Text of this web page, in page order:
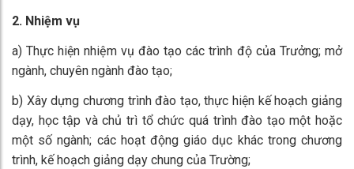
2. Nhiệm vụ
a) Thực hiện nhiệm vụ đào tạo các trình độ của Trưởng; mở
ngành, chuyên ngành đào tạo;
b) Xây dựng chương trình đào tạo, thực hiện kế hoạch giảng
dạy, học tập và chủ trì tổ chức quá trình đào tạo một hoặc
một số ngành; các hoạt động giáo dục khác trong chương
trình, kế hoạch giảng dạy chung của Trường;